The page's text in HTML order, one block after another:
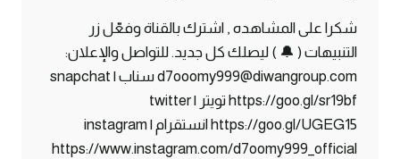
شكرا على المشاهده , اشترك بالقناة وفعّل زر
التنبيهات ( 🔔 ) ليصلك كل جديد. للتواصل والإعلان:
d7ooomy999@diwangroup.com سناب | snapchat
https://goo.gl/sr19bf تويتر | twitter
https://goo.gl/UGEG15 انستقرام | instagram
https://www.instagram.com/d7oomy999_official